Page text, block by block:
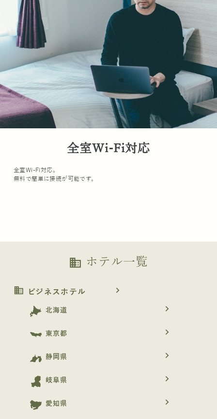
全室Wi-Fi対応
全室Wi-Fi対応。
無料で簡単に接続が可能です。
business ホテル一覧
business ビジネスホテル navigate_next
北海道 navigate_next
東京都 navigate_next
静岡県 navigate_next
岐阜県 navigate_next
愛知県 navigate_next